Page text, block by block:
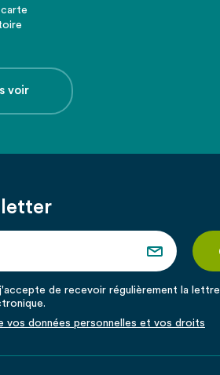
voir
de recevoir régulièrement la lettre
vos données personnelles et vos droits